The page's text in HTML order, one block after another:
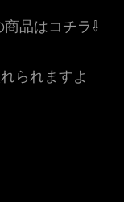
品はコチラ⇩
られますよ